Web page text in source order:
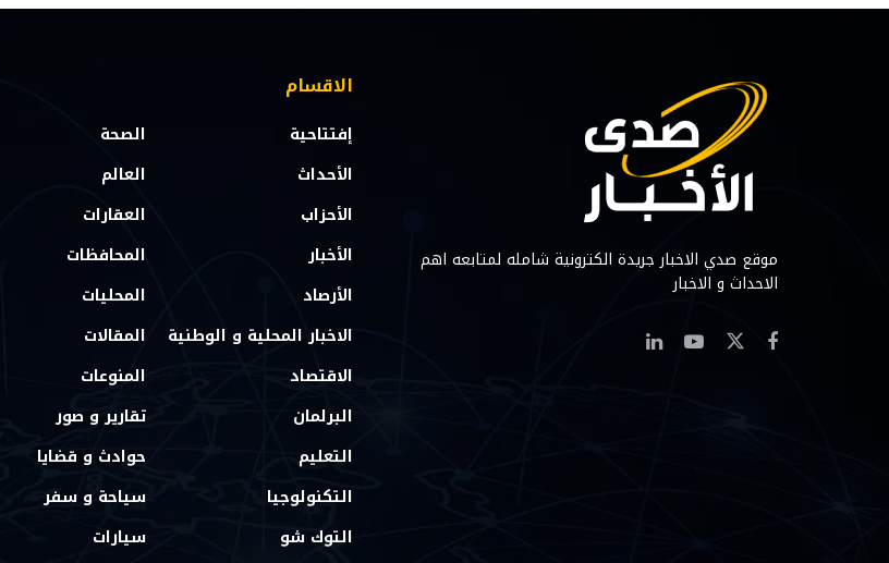
موقع صدي الاخبار جريدة الكترونية شامله لمتابعه اهم
الاحداث و الاخبار
الاقسام
إفتتاحية
الأحداث
الأحزاب
الأخبار
الأرصاد
الاخبار المحلية و الوطنية
الاقتصاد
البرلمان
التعليم
التكنولوجيا
التوك شو
الصحة
العالم
العقارات
المحافظات
المحليات
المقالات
المنوعات
تقارير و صور
حوادث و قضايا
سياحة و سفر
سيارات